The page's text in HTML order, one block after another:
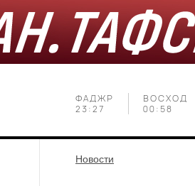
ФАДЖР
23:27
ВОСХОД
00:58
Новости